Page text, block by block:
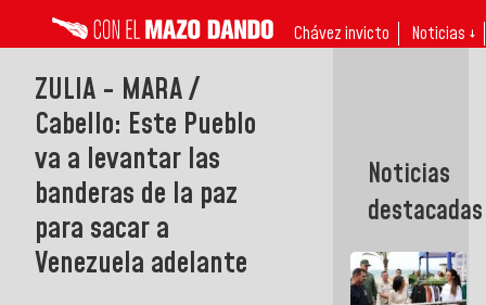
Chávez invicto Noticias ↓
ZULIA - MARA /
Cabello: Este Pueblo
va a levantar las
banderas de la paz
para sacar a
Venezuela adelante
Noticias
destacadas